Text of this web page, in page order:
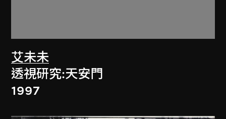
艾未未
透視研究:天安門
1997